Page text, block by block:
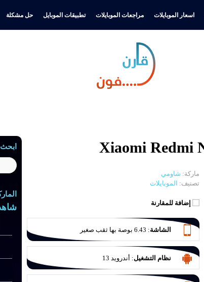
اسعار الموبايلات مراجعات الموبايلات تطبيقات الموبايل حل مشكلة
ماركة: شاومي
تصنيف: الموبايلات
إضافة للمقارنة
الشاشة: 6.43 بوصة بها ثقب صغير
نظام التشغيل: أندرويد 13